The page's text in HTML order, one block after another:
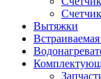
Вытяжки